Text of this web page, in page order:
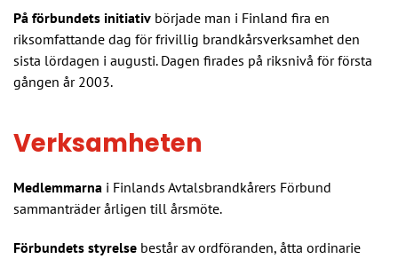
På förbundets initiativ började man i Finland fira en
riksomfattande dag för frivillig brandkårsverksamhet den
sista lördagen i augusti. Dagen firades på riksnivå för första
gången år 2003.
Verksamheten
Medlemmarna i Finlands Avtalsbrandkårers Förbund
sammanträder årligen till årsmöte.
Förbundets styrelse består av ordföranden, åtta ordinarie